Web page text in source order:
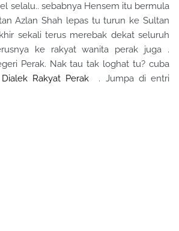
selalu.. sebabnya Hensem itu bermula
Azlan Shah lepas tu turun ke Sultan
sekali terus merebak dekat seluruh
ke rakyat wanita perak juga .
Perak. Nak tau tak loghat tu? cuba
Rakyat Perak
. Jumpa di entri